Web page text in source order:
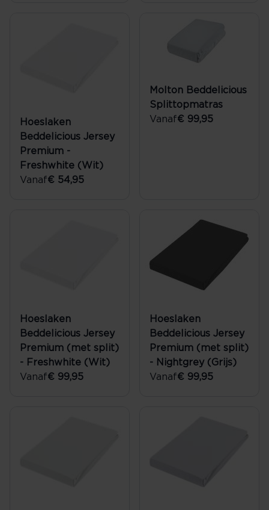
Hoeslaken
Beddelicious Jersey
Premium -
Freshwhite (Wit)
Vanaf€ 54,95
Molton Beddelicious
Splittopmatras
Vanaf€ 99,95
Hoeslaken
Beddelicious Jersey
Premium (met split)
- Freshwhite (Wit)
Vanaf€ 99,95
Hoeslaken
Beddelicious Jersey
Premium (met split)
- Nightgrey (Grijs)
Vanaf€ 99,95